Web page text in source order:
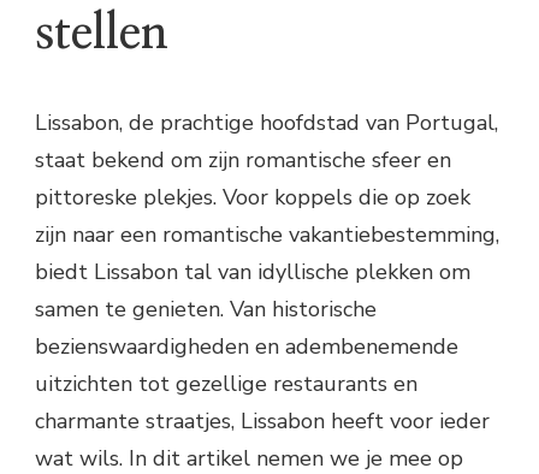
stellen
Lissabon, de prachtige hoofdstad van Portugal,
staat bekend om zijn romantische sfeer en
pittoreske plekjes. Voor koppels die op zoek
zijn naar een romantische vakantiebestemming,
biedt Lissabon tal van idyllische plekken om
samen te genieten. Van historische
bezienswaardigheden en adembenemende
uitzichten tot gezellige restaurants en
charmante straatjes, Lissabon heeft voor ieder
wat wils. In dit artikel nemen we je mee op